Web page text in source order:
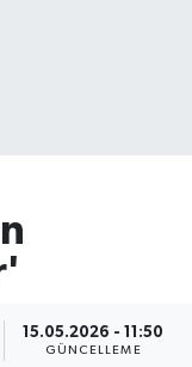
15.05.2026 - 11:50
GÜNCELLEME